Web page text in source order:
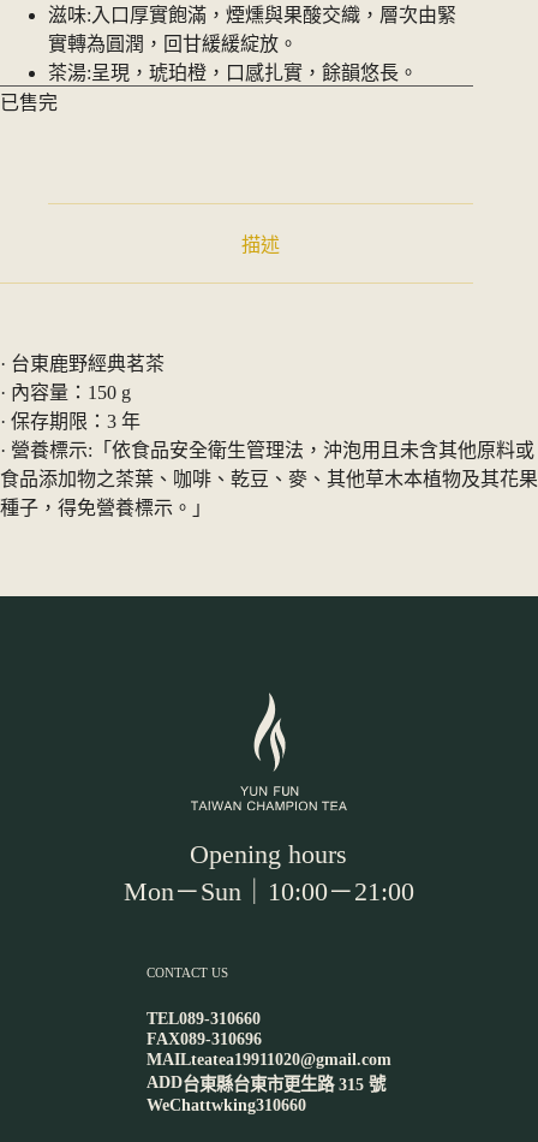
滋味:入口厚實飽滿，煙燻與果酸交織，層次由緊
實轉為圓潤，回甘緩緩綻放。
茶湯:呈現，琥珀橙，口感扎實，餘韻悠長。
已售完
描述
· 台東鹿野經典茗茶
· 內容量：150 g
· 保存期限：3 年
· 營養標示:「依食品安全衛生管理法，沖泡用且未含其他原料或
食品添加物之茶葉、咖啡、乾豆、麥、其他草木本植物及其花果
種子，得免營養標示。」
Opening hours
Mon－Sun｜10:00－21:00
CONTACT US
TEL089-310660
FAX089-310696
MAILteatea19911020@gmail.com
ADD台東縣台東市更生路 315 號
WeChattwking310660